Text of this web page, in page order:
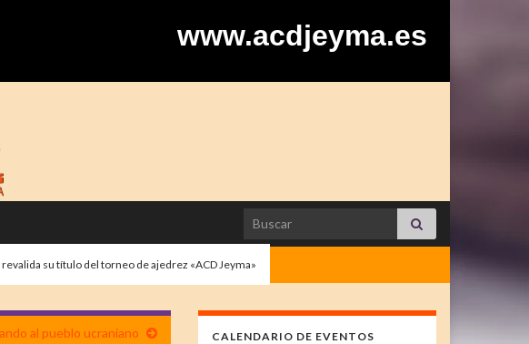
www.acdjeyma.es
Search for:
su título del torneo de ajedrez «ACD Jeyma»
al pueblo ucraniano CALENDARIO DE EVENTOS